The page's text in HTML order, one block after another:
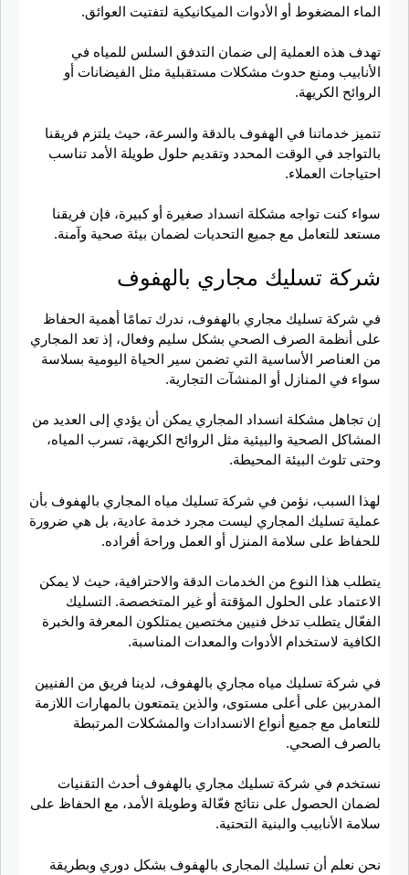
الماء المضغوط أو الأدوات الميكانيكية لتفتيت العوائق.
تهدف هذه العملية إلى ضمان التدفق السلس للمياه في
الأنابيب ومنع حدوث مشكلات مستقبلية مثل الفيضانات أو
الروائح الكريهة.
تتميز خدماتنا في الهفوف بالدقة والسرعة، حيث يلتزم فريقنا
بالتواجد في الوقت المحدد وتقديم حلول طويلة الأمد تناسب
احتياجات العملاء.
سواء كنت تواجه مشكلة انسداد صغيرة أو كبيرة، فإن فريقنا
مستعد للتعامل مع جميع التحديات لضمان بيئة صحية وآمنة.
شركة تسليك مجاري بالهفوف
في شركة تسليك مجاري بالهفوف، ندرك تمامًا أهمية الحفاظ
على أنظمة الصرف الصحي بشكل سليم وفعال، إذ تعد المجاري
من العناصر الأساسية التي تضمن سير الحياة اليومية بسلاسة
سواء في المنازل أو المنشآت التجارية.
إن تجاهل مشكلة انسداد المجاري يمكن أن يؤدي إلى العديد من
المشاكل الصحية والبيئية مثل الروائح الكريهة، تسرب المياه،
وحتى تلوث البيئة المحيطة.
لهذا السبب، نؤمن في شركة تسليك مياه المجاري بالهفوف بأن
عملية تسليك المجاري ليست مجرد خدمة عادية، بل هي ضرورة
للحفاظ على سلامة المنزل أو العمل وراحة أفراده.
يتطلب هذا النوع من الخدمات الدقة والاحترافية، حيث لا يمكن
الاعتماد على الحلول المؤقتة أو غير المتخصصة. التسليك
الفعّال يتطلب تدخل فنيين مختصين يمتلكون المعرفة والخبرة
الكافية لاستخدام الأدوات والمعدات المناسبة.
في شركة تسليك مياه مجاري بالهفوف، لدينا فريق من الفنيين
المدربين على أعلى مستوى، والذين يتمتعون بالمهارات اللازمة
للتعامل مع جميع أنواع الانسدادات والمشكلات المرتبطة
بالصرف الصحي.
نستخدم في شركة تسليك مجاري بالهفوف أحدث التقنيات
لضمان الحصول على نتائج فعّالة وطويلة الأمد، مع الحفاظ على
سلامة الأنابيب والبنية التحتية.
نحن نعلم أن تسليك المجارى بالهفوف بشكل دوري وبطريقة